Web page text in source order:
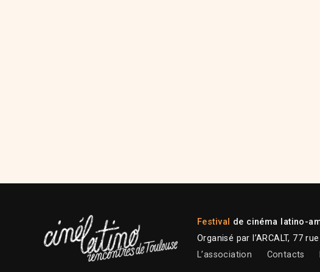
Festival de cinéma latino-
Organisé par l’ARCALT, 77
L’association
Contacts